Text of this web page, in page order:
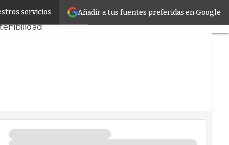
Añadir a tus fuentes preferidas en Google
servicios
y Mercado